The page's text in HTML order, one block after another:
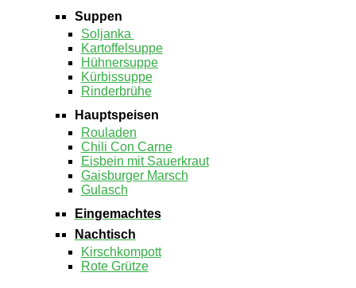
Suppen
Soljanka
Kartoffelsuppe
Hühnersuppe
Kürbissuppe
Rinderbrühe
Hauptspeisen
Rouladen
Chili Con Carne
Eisbein mit Sauerkraut
Gaisburger Marsch
Gulasch
Eingemachtes
Nachtisch
Kirschkompott
Rote Grütze